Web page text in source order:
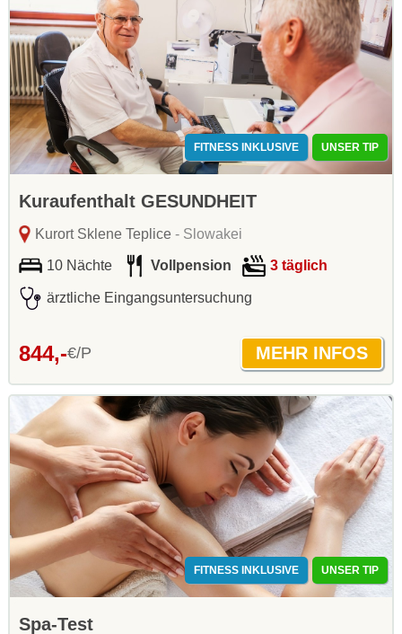
FITNESS INKLUSIVE UNSER TIP
Kuraufenthalt GESUNDHEIT
Kurort Sklene Teplice- Slowakei
10 Nächte Vollpension 3 täglich
ärztliche Eingangsuntersuchung
844,-€/P
FITNESS INKLUSIVE UNSER TIP
Spa-Test